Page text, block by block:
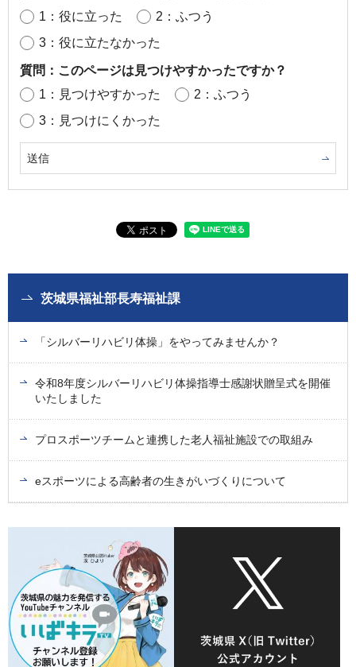
1：役に立った
2：ふつう
3：役に立たなかった
質問：このページは見つけやすかったですか？
1：見つけやすかった
2：ふつう
3：見つけにくかった
茨城県福祉部長寿福祉課
「シルバーリハビリ体操」をやってみませんか？
令和8年度シルバーリハビリ体操指導士感謝状贈呈式を開催
いたしました
プロスポーツチームと連携した老人福祉施設での取組み
eスポーツによる高齢者の生きがいづくりについて